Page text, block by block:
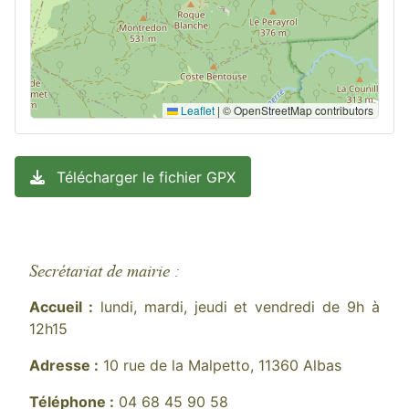
Leaflet | © OpenStreetMap contributors
Télécharger le fichier GPX
Secrétariat de mairie :
Accueil : lundi, mardi, jeudi et vendredi de 9h à
12h15
Adresse : 10 rue de la Malpetto, 11360 Albas
Téléphone : 04 68 45 90 58